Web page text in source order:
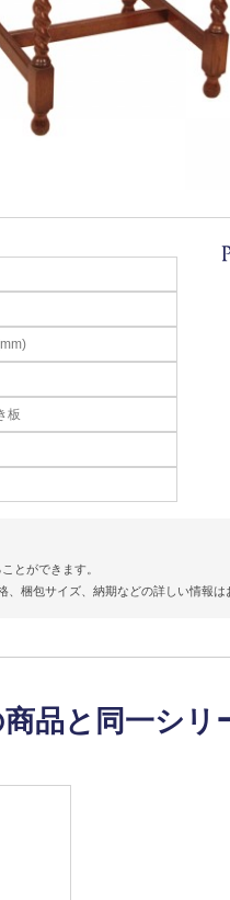
板
とができます。
、梱包サイズ、納期などの詳しい情報
商品と同一シ